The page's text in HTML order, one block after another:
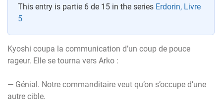
This entry is partie 6 de 15 in the series Erdorin, Livre
5
Kyoshi coupa la communication d’un coup de pouce
rageur. Elle se tourna vers Arko :
— Génial. Notre commanditaire veut qu’on s’occupe d’une
autre cible.